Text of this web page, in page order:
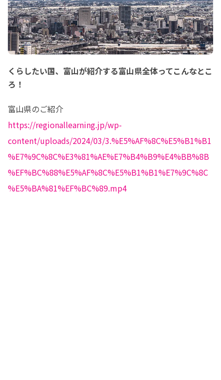
くらしたい国、富山が紹介する富山県全体ってこんなとこ
ろ！
https://regionallearning.jp/wp-
content/uploads/2024/03/3.%E5%AF%8C%E5%B1%B1
%E7%9C%8C%E3%81%AE%E7%B4%B9%E4%BB%8B
%EF%BC%88%E5%AF%8C%E5%B1%B1%E7%9C%8C
%E5%BA%81%EF%BC%89.mp4